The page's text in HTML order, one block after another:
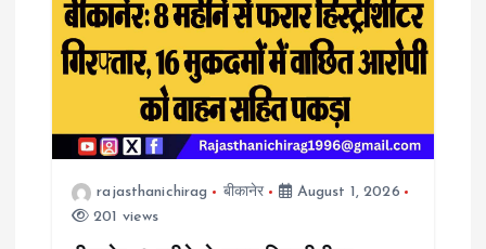
rajasthanichirag बीकानेर
August 1, 2026
201 views